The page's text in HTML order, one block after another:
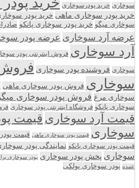
سوخاری خرید پودرسوخاری
خرید پودر سوخاری ماهی خرید پودر
سوخاری میگو خرید پودر سوخاری پانکو
عرضه آرد سوخاری عرضه پودر
آرد سوخاری فروش اینترنتی پودر
سوخاری فروشنده پودر سوخاری فروش
سوخاری فروش پودر سوخاری ماهی
سوخاری مرغ فروش پودر سوخاری
سوخاری پانکو فروشگاه اینترنتی پودر سوخاری
قیمت آرد سوخاری قیمت
سوخاری قیمت پودر سوخاری ماهی قیمت
قیمت پودر سوخاری پانکو نمایندگی پودر
سوخاری پخش پودر سوخاری پودر سوخاری
عمده پودر سوخاری پولکی